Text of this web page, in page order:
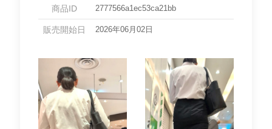
商品ID 2777566a1ec53ca21bb
販売開始日 2026年06月02日